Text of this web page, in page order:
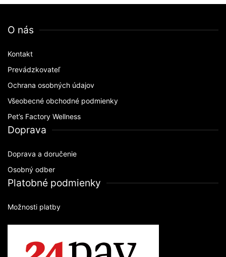
O nás
Kontakt
Prevádzkovateľ
Ochrana osobných údajov
Všeobecné obchodné podmienky
Pet’s Factory Wellness
Doprava
Doprava a doručenie
Osobný odber
Platobné podmienky
Možnosti platby